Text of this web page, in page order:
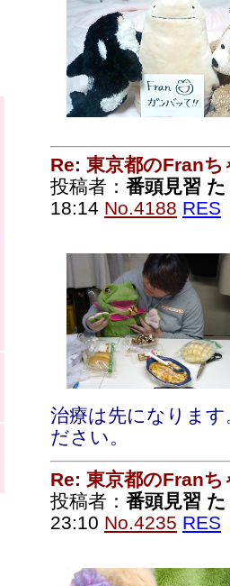
Re: 東京都のFranち
投稿者： 番頭見習
18:14 No.4188 RES
治療は先になりま
ださい。
Re: 東京都のFranち
投稿者： 番頭見習
23:10 No.4235 RES